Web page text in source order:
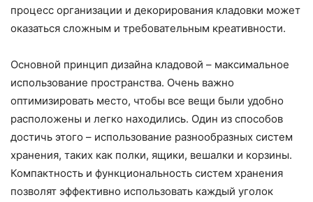
процесс организации и декорирования кладовки может
оказаться сложным и требовательным креативности.
Основной принцип дизайна кладовой – максимальное
использование пространства. Очень важно
оптимизировать место, чтобы все вещи были удобно
расположены и легко находились. Один из способов
достичь этого – использование разнообразных систем
хранения, таких как полки, ящики, вешалки и корзины.
Компактность и функциональность систем хранения
позволят эффективно использовать каждый уголок